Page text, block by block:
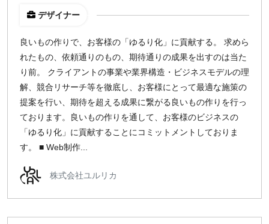
デザイナー
良いもの作りで、お客様の「ゆるり化」に貢献する。 求めら
れたもの、依頼通りのもの、期待通りの成果を出すのは当た
り前。 クライアントの事業や業界構造・ビジネスモデルの理
解、競合リサーチ等を徹底し、お客様にとって最適な施策の
提案を行い、期待を超える成果に繋がる良いもの作りを行っ
ております。良いもの作りを通して、お客様のビジネスの
「ゆるり化」に貢献することにコミットメントしておりま
す。 ■ Web制作...
株式会社ユルリカ